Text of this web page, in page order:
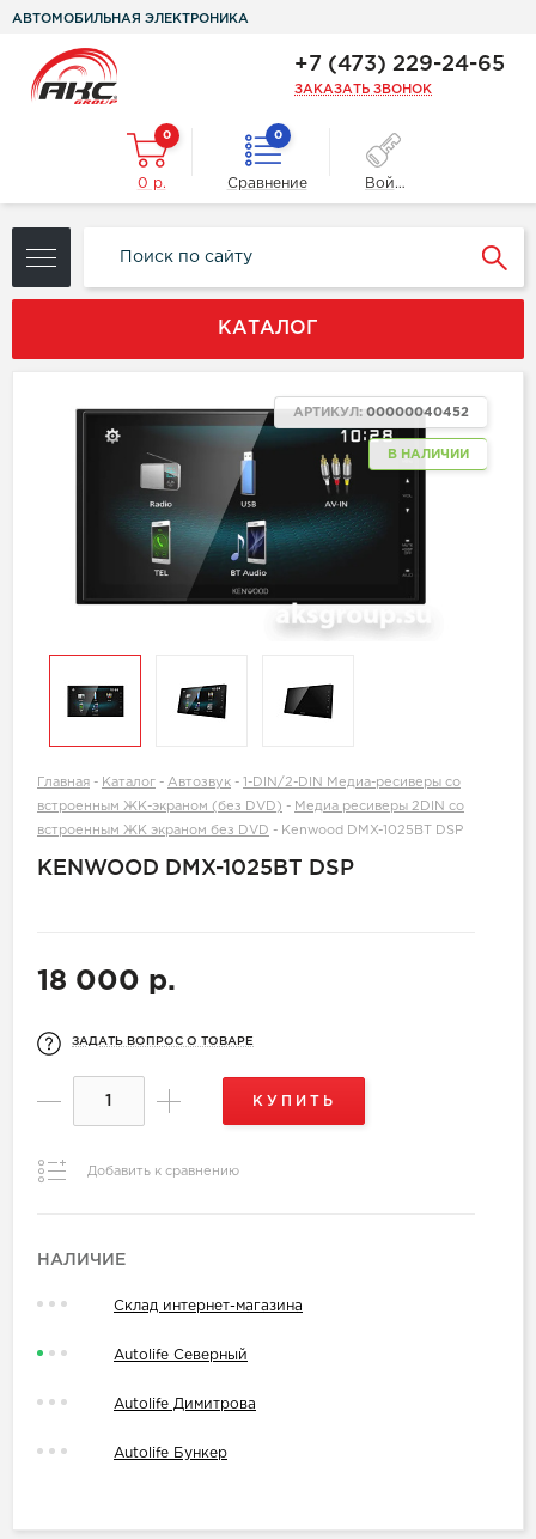
АВТОМОБИЛЬНАЯ ЭЛЕКТРОНИКА
+7 (473) 229-24-65
ЗАКАЗАТЬ ЗВОНОК
0
0 р.
0
Сравнение Войти
КАТАЛОГ
В НАЛИЧИИ
АРТИКУЛ: 00000040452
Главная - Каталог - Автозвук -
1-DIN/2-DIN Медиа-ресиверы со
встроенным ЖК-экраном (без DVD) - Медиа ресиверы 2DIN со
встроенным ЖК экраном без DVD - Kenwood DMX-1025BT DSP
KENWOOD DMX-1025BT DSP
18 000 р.
ЗАДАТЬ ВОПРОС О ТОВАРЕ
КУПИТЬ
Добавить к сравнению
НАЛИЧИЕ
Склад интернет-магазина
Autolife Северный
Autolife Димитрова
Autolife Бункер